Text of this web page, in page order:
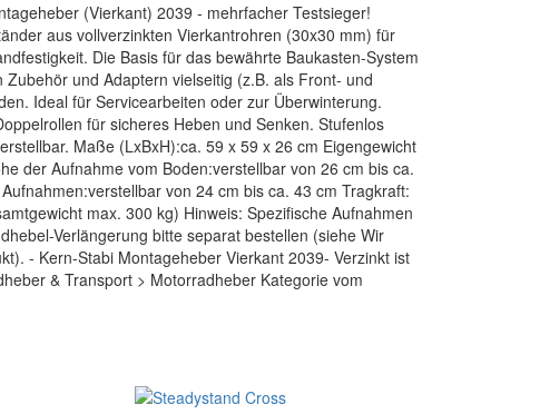
(Vierkant) 2039 - mehrfacher Testsieger!
aus vollverzinkten Vierkantrohren (30x30 mm) für
Die Basis für das bewährte Baukasten-System
und Adaptern vielseitig (z.B. als Front- und
Ideal für Servicearbeiten oder zur Überwinterung.
für sicheres Heben und Senken. Stufenlos
Maße (LxBxH):ca. 59 x 59 x 26 cm Eigengewicht
der Aufnahme vom Boden:verstellbar von 26 cm bis ca.
von 24 cm bis ca. 43 cm Tragkraft:
max. 300 kg) Hinweis: Spezifische Aufnahmen
Verlängerung bitte separat bestellen (siehe Wir
- Kern-Stabi Montageheber Vierkant 2039- Verzinkt ist
& Transport > Motorradheber Kategorie vom